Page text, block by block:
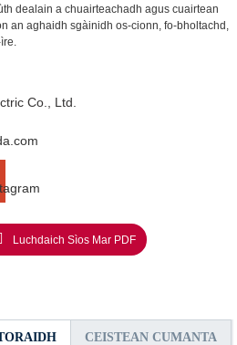
dealain a chuairteachadh agus cuairtean
an aghaidh sgàinidh os-cionn, fo-bholtachd,
Co., Ltd.
Luchdaich Sìos Mar PDF
CEISTEAN CUMANTA